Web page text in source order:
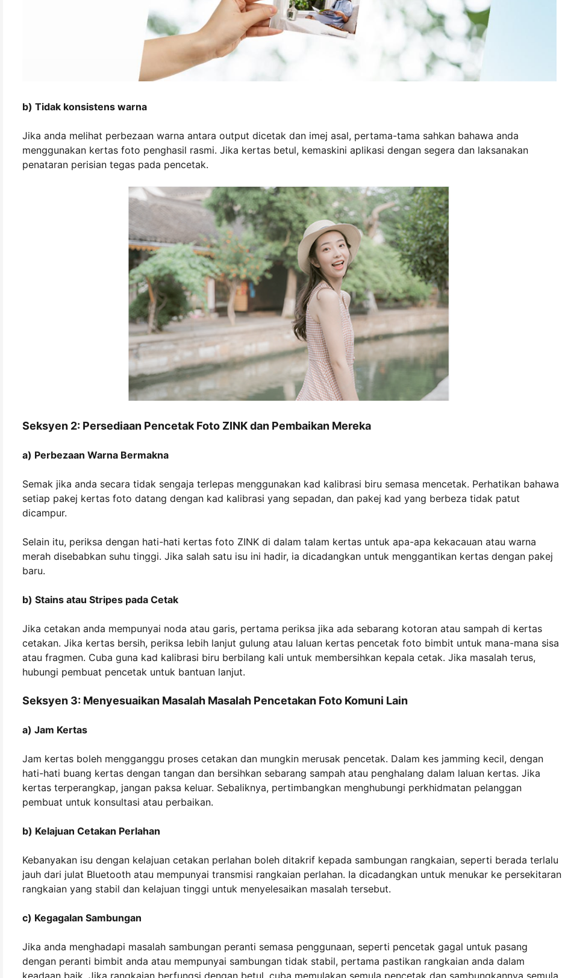
b) Tidak konsistens warna
Jika anda melihat perbezaan warna antara output dicetak dan imej asal, pertama-tama sahkan bahawa anda
menggunakan kertas foto penghasil rasmi. Jika kertas betul, kemaskini aplikasi dengan segera dan laksanakan
penataran perisian tegas pada pencetak.
Seksyen 2: Persediaan Pencetak Foto ZINK dan Pembaikan Mereka
a) Perbezaan Warna Bermakna
Semak jika anda secara tidak sengaja terlepas menggunakan kad kalibrasi biru semasa mencetak. Perhatikan bahawa
setiap pakej kertas foto datang dengan kad kalibrasi yang sepadan, dan pakej kad yang berbeza tidak patut
dicampur.
Selain itu, periksa dengan hati-hati kertas foto ZINK di dalam talam kertas untuk apa-apa kekacauan atau warna
merah disebabkan suhu tinggi. Jika salah satu isu ini hadir, ia dicadangkan untuk menggantikan kertas dengan pakej
baru.
b) Stains atau Stripes pada Cetak
Jika cetakan anda mempunyai noda atau garis, pertama periksa jika ada sebarang kotoran atau sampah di kertas
cetakan. Jika kertas bersih, periksa lebih lanjut gulung atau laluan kertas pencetak foto bimbit untuk mana-mana sisa
atau fragmen. Cuba guna kad kalibrasi biru berbilang kali untuk membersihkan kepala cetak. Jika masalah terus,
hubungi pembuat pencetak untuk bantuan lanjut.
Seksyen 3: Menyesuaikan Masalah Masalah Pencetakan Foto Komuni Lain
a) Jam Kertas
Jam kertas boleh mengganggu proses cetakan dan mungkin merusak pencetak. Dalam kes jamming kecil, dengan
hati-hati buang kertas dengan tangan dan bersihkan sebarang sampah atau penghalang dalam laluan kertas. Jika
kertas terperangkap, jangan paksa keluar. Sebaliknya, pertimbangkan menghubungi perkhidmatan pelanggan
pembuat untuk konsultasi atau perbaikan.
b) Kelajuan Cetakan Perlahan
Kebanyakan isu dengan kelajuan cetakan perlahan boleh ditakrif kepada sambungan rangkaian, seperti berada terlalu
jauh dari julat Bluetooth atau mempunyai transmisi rangkaian perlahan. Ia dicadangkan untuk menukar ke persekitaran
rangkaian yang stabil dan kelajuan tinggi untuk menyelesaikan masalah tersebut.
c) Kegagalan Sambungan
Jika anda menghadapi masalah sambungan peranti semasa penggunaan, seperti pencetak gagal untuk pasang
dengan peranti bimbit anda atau mempunyai sambungan tidak stabil, pertama pastikan rangkaian anda dalam